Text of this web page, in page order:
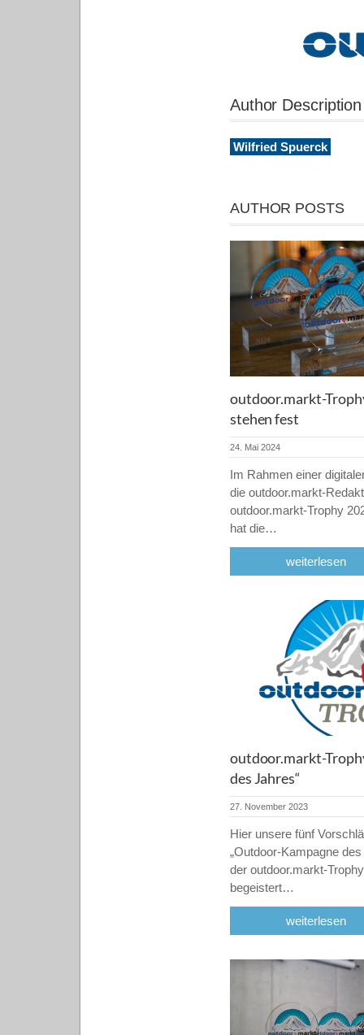
Author Description
Wilfried Spuerck
AUTHOR POSTS
outdoor.markt-
stehen fest
24. Mai 2024
Im Rahmen einer
die outdoor.markt-
outdoor.markt-Trophy
hat die…
weiterlesen
outdoor.markt-
des Jahres“
27. November 2023
Hier unsere fünf
„Outdoor-Kampagne
der outdoor.markt-
begeistert…
weiterlesen